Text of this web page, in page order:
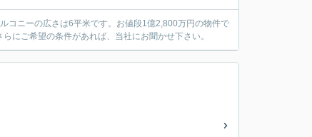
コニーの広さは6平米です。お値段1億2,800万円の物件で
にご希望の条件があれば、当社にお聞かせ下さい。